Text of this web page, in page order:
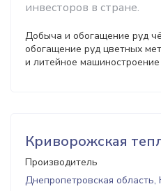
инвесторов в стране.
Добыча и обогащение руд
обогащение руд цветных
и литейное машиностроение
Криворожская
Производитель
Днепропетровская область,